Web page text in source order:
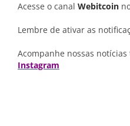
Acesse o canal Webitcoin
Lembre de ativar as
Acompanhe nossas
Instagram